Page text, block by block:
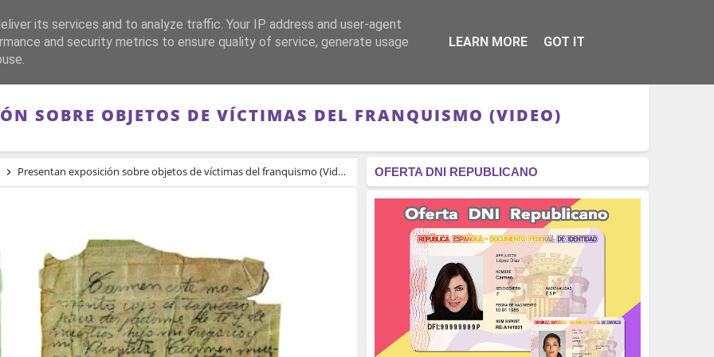
FRANQUISMO GUERRA DE ESPAÑA MEMORIA RÉGIMEN - MONARQUÍA
SOBRE OBJETOS DE VÍCTIMAS DEL FRANQUISMO (VIDEO)
Presentan exposición sobre objetos de víctimas del franquismo (Video) OFERTA DNI REPUBLICANO
its services and to analyze traffic. Your IP address and user-agent
and security metrics to ensure quality of service, generate usage
LEARN MORE GOT IT